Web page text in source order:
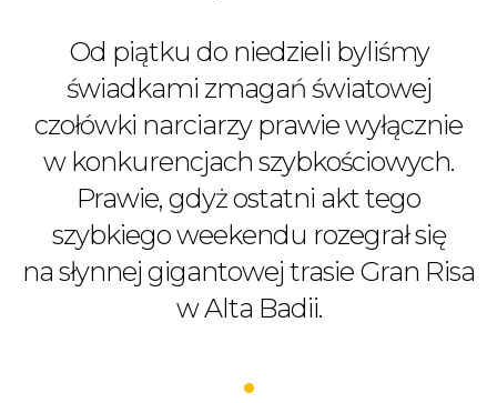
Od piątku do niedzieli byliśmy
świadkami zmagań światowej
czołówki narciarzy prawie wyłącznie
w konkurencjach szybkościowych.
Prawie, gdyż ostatni akt tego
szybkiego weekendu rozegrał się
na słynnej gigantowej trasie Gran Risa
w Alta Badii.